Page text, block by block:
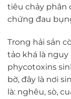
tiêu chảy phân
chứng đau
Trong hải sản
tảo khá là
phycotoxins
bờ, đây là nơi
là: nghêu, sò,